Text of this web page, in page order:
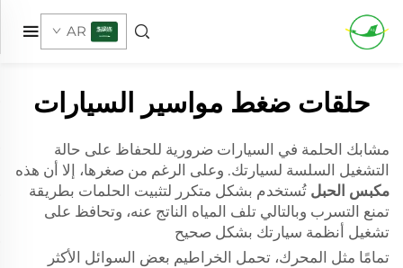
AR
حلقات ضغط مواسير السيارات
مشابك الحلمة في السيارات ضرورية للحفاظ على حالة
التشغيل السلسة لسيارتك. وعلى الرغم من صغرها، إلا أن هذه
مكبس الحبل تُستخدم بشكل متكرر لتثبيت الحلمات بطريقة
تمنع التسرب وبالتالي تلف المياه الناتج عنه، وتحافظ على
تشغيل أنظمة سيارتك بشكل صحيح
تمامًا مثل المحرك، تحمل الخراطيم بعض السوائل الأكثر